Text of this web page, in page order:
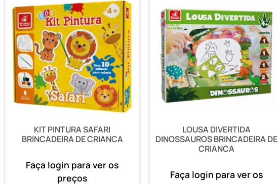
KIT PINTURA SAFARI
BRINCADEIRA DE CRIANCA
Faça login para ver os
preços
LOUSA DIVERTIDA
DINOSSAUROS BRINCADEIRA DE
CRIANCA
Faça login para ver os